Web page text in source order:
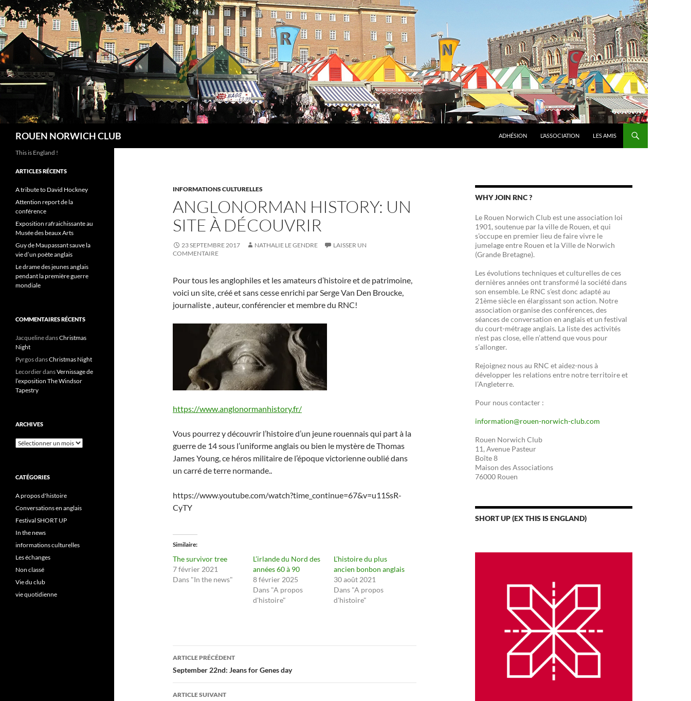
Aller
au
contenu
ROUEN NORWICH CLUB ADHÉSION L’ASSOCIATION LES AMIS
INFORMATIONS CULTURELLES
ANGLONORMAN HISTORY: UN
SITE À DÉCOUVRIR
23 SEPTEMBRE 2017 NATHALIE LE GENDRE
LAISSER UN
COMMENTAIRE
Pour tous les anglophiles et les amateurs d’histoire et de patrimoine,
voici un site, créé et sans cesse enrichi par Serge Van Den Broucke,
journaliste , auteur, conférencier et membre du RNC!
https://www.anglonormanhistory.fr/
Vous pourrez y découvrir l’histoire d’un jeune rouennais qui part à la
guerre de 14 sous l’uniforme anglais ou bien le mystère de Thomas
James Young, ce héros militaire de l’époque victorienne oublié dans
un carré de terre normande..
https://www.youtube.com/watch?time_continue=67&v=u11SsR-
CyTY
Similaire
The survivor tree
7 février 2021
Dans "In the news"
L’irlande du Nord des
années 60 à 90
8 février 2025
Dans "A propos
d'histoire"
L’histoire du plus
ancien bonbon anglais
30 août 2021
Dans "A propos
d'histoire"
Navigation
des
articles
ARTICLE PRÉCÉDENT
September 22nd: Jeans for Genes day
ARTICLE SUIVANT
WHY JOIN RNC ?
Le Rouen Norwich Club est une association loi
1901, soutenue par la ville de Rouen, et qui
s’occupe en premier lieu de faire vivre le
jumelage entre Rouen et la Ville de Norwich
(Grande Bretagne).
Les évolutions techniques et culturelles de ces
dernières années ont transformé la société dans
son ensemble. Le RNC s’est donc adapté au
21ème siècle en élargissant son action. Notre
association organise des conférences, des
séances de conversation en anglais et un festival
du court-métrage anglais. La liste des activités
n’est pas close, elle n’attend que vous pour
s’allonger.
Rejoignez nous au RNC et aidez-nous à
développer les relations entre notre territoire et
l’Angleterre.
Pour nous contacter :
information@rouen-norwich-club.com
Rouen Norwich Club
11, Avenue Pasteur
Boîte 8
Maison des Associations
76000 Rouen
SHORT UP (EX THIS IS ENGLAND)
This is England !
ARTICLES RÉCENTS
A tribute to David Hockney
Attention report de la
conférence
Exposition rafraichissante au
Musée des beaux Arts
Guy de Maupassant sauve la
vie d’un poète anglais
Le drame des jeunes anglais
pendant la première guerre
mondiale
COMMENTAIRES RÉCENTS
JacquelinedansChristmas
Night
PyrgosdansChristmas Night
LecordierdansVernissage de
l’exposition The Windsor
Tapestry
ARCHIVES
Archives
CATÉGORIES
A propos d'histoire
Conversations en anglais
Festival SHORT UP
In the news
informations culturelles
Les échanges
Non classé
Vie du club
vie quotidienne